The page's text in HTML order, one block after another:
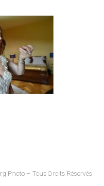
Photo – Tous Droits Réservés.